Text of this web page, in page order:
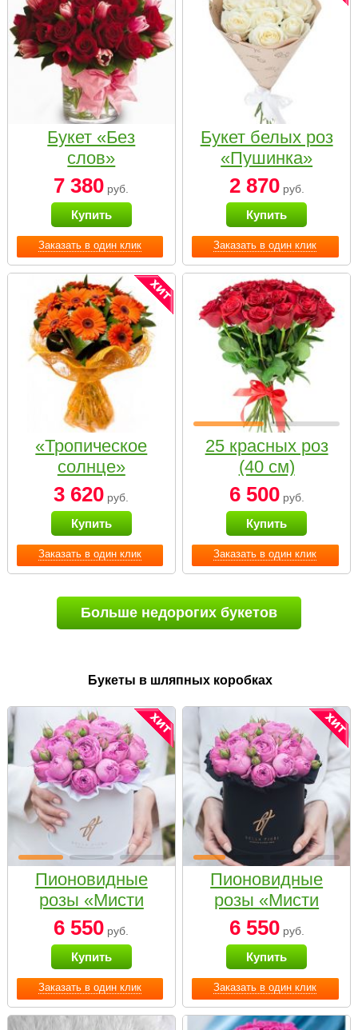
Заказать в один клик
Букет «Без
слов»
7 380 руб.
Купить
Заказать в один клик
Букет белых роз
«Пушинка»
2 870руб.
Купить
Заказать в один клик
«Тропическое
солнце»
3 620 руб.
Купить
Заказать в один клик
25 красных роз
(40 см)
6 500руб.
Купить
Больше недорогих букетов
Букеты в шляпных коробках
Заказать в один клик
Пионовидные
розы «Мисти
бабблс» в белой
коробке Small
6 550 руб.
Купить
Заказать в один клик
Пионовидные
розы «Мисти
бабблс» в
черной коробке
Small
6 550руб.
Купить